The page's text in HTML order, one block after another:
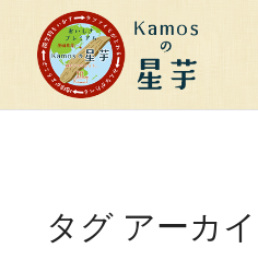
タグ アーカ